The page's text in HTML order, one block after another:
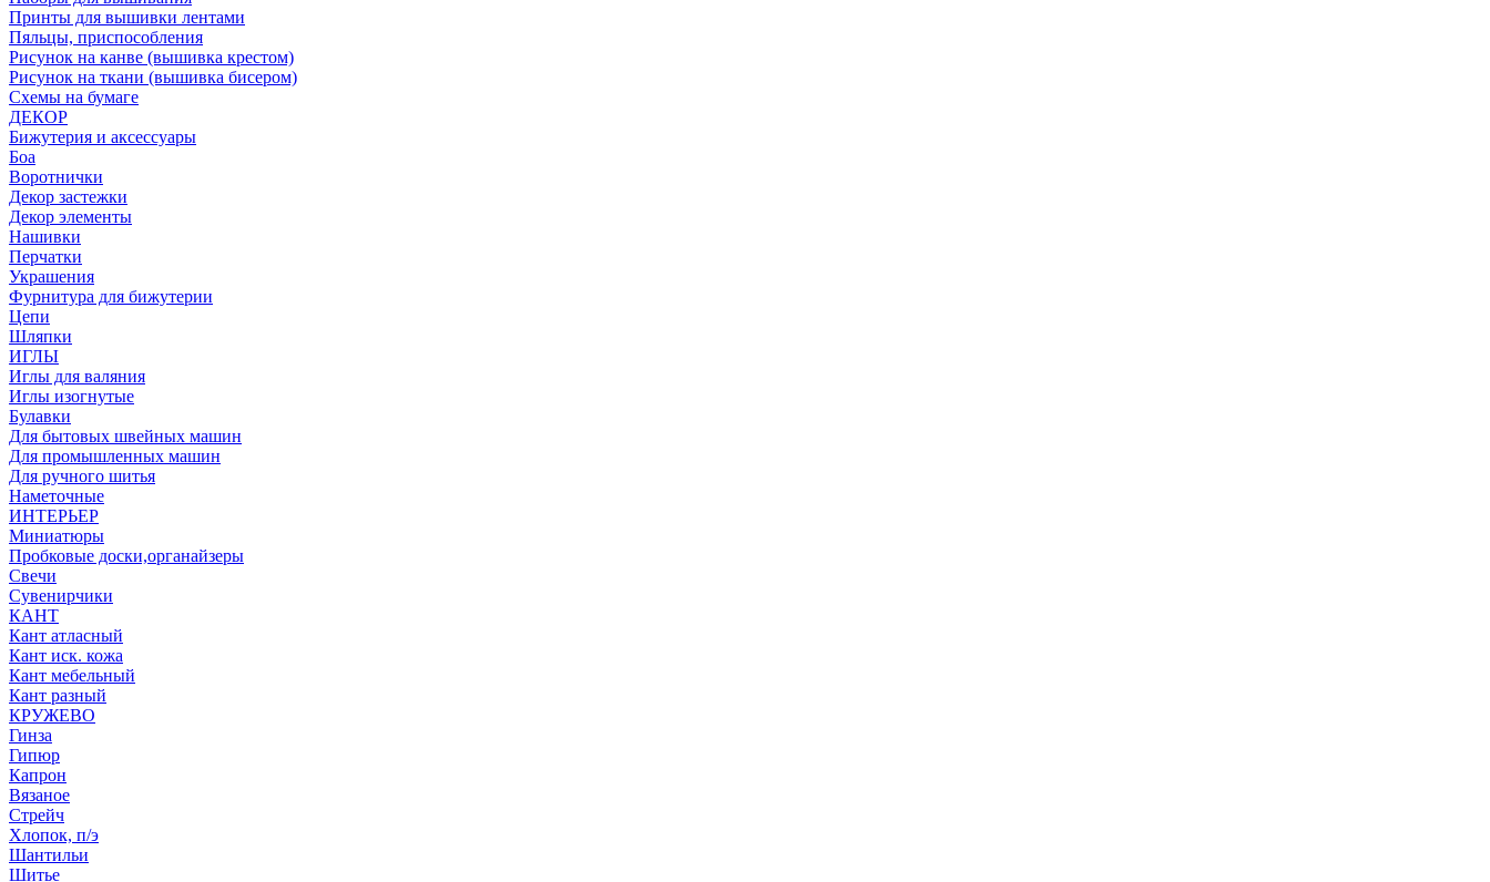
Принты для вышивки лентами
Пяльцы, приспособления
Рисунок на канве (вышивка крестом)
Рисунок на ткани (вышивка бисером)
Схемы на бумаге
ДЕКОР
Бижутерия и аксессуары
Боа
Воротнички
Декор застежки
Декор элементы
Нашивки
Перчатки
Украшения
Фурнитура для бижутерии
Цепи
Шляпки
ИГЛЫ
Иглы для валяния
Иглы изогнутые
Булавки
Для бытовых швейных машин
Для промышленных машин
Для ручного шитья
Наметочные
ИНТЕРЬЕР
Миниатюры
Пробковые доски,органайзеры
Свечи
Сувенирчики
КАНТ
Кант атласный
Кант иск. кожа
Кант мебельный
Кант разный
КРУЖЕВО
Гинза
Гипюр
Капрон
Вязаное
Стрейч
Хлопок, п/э
Шантильи
Шитье